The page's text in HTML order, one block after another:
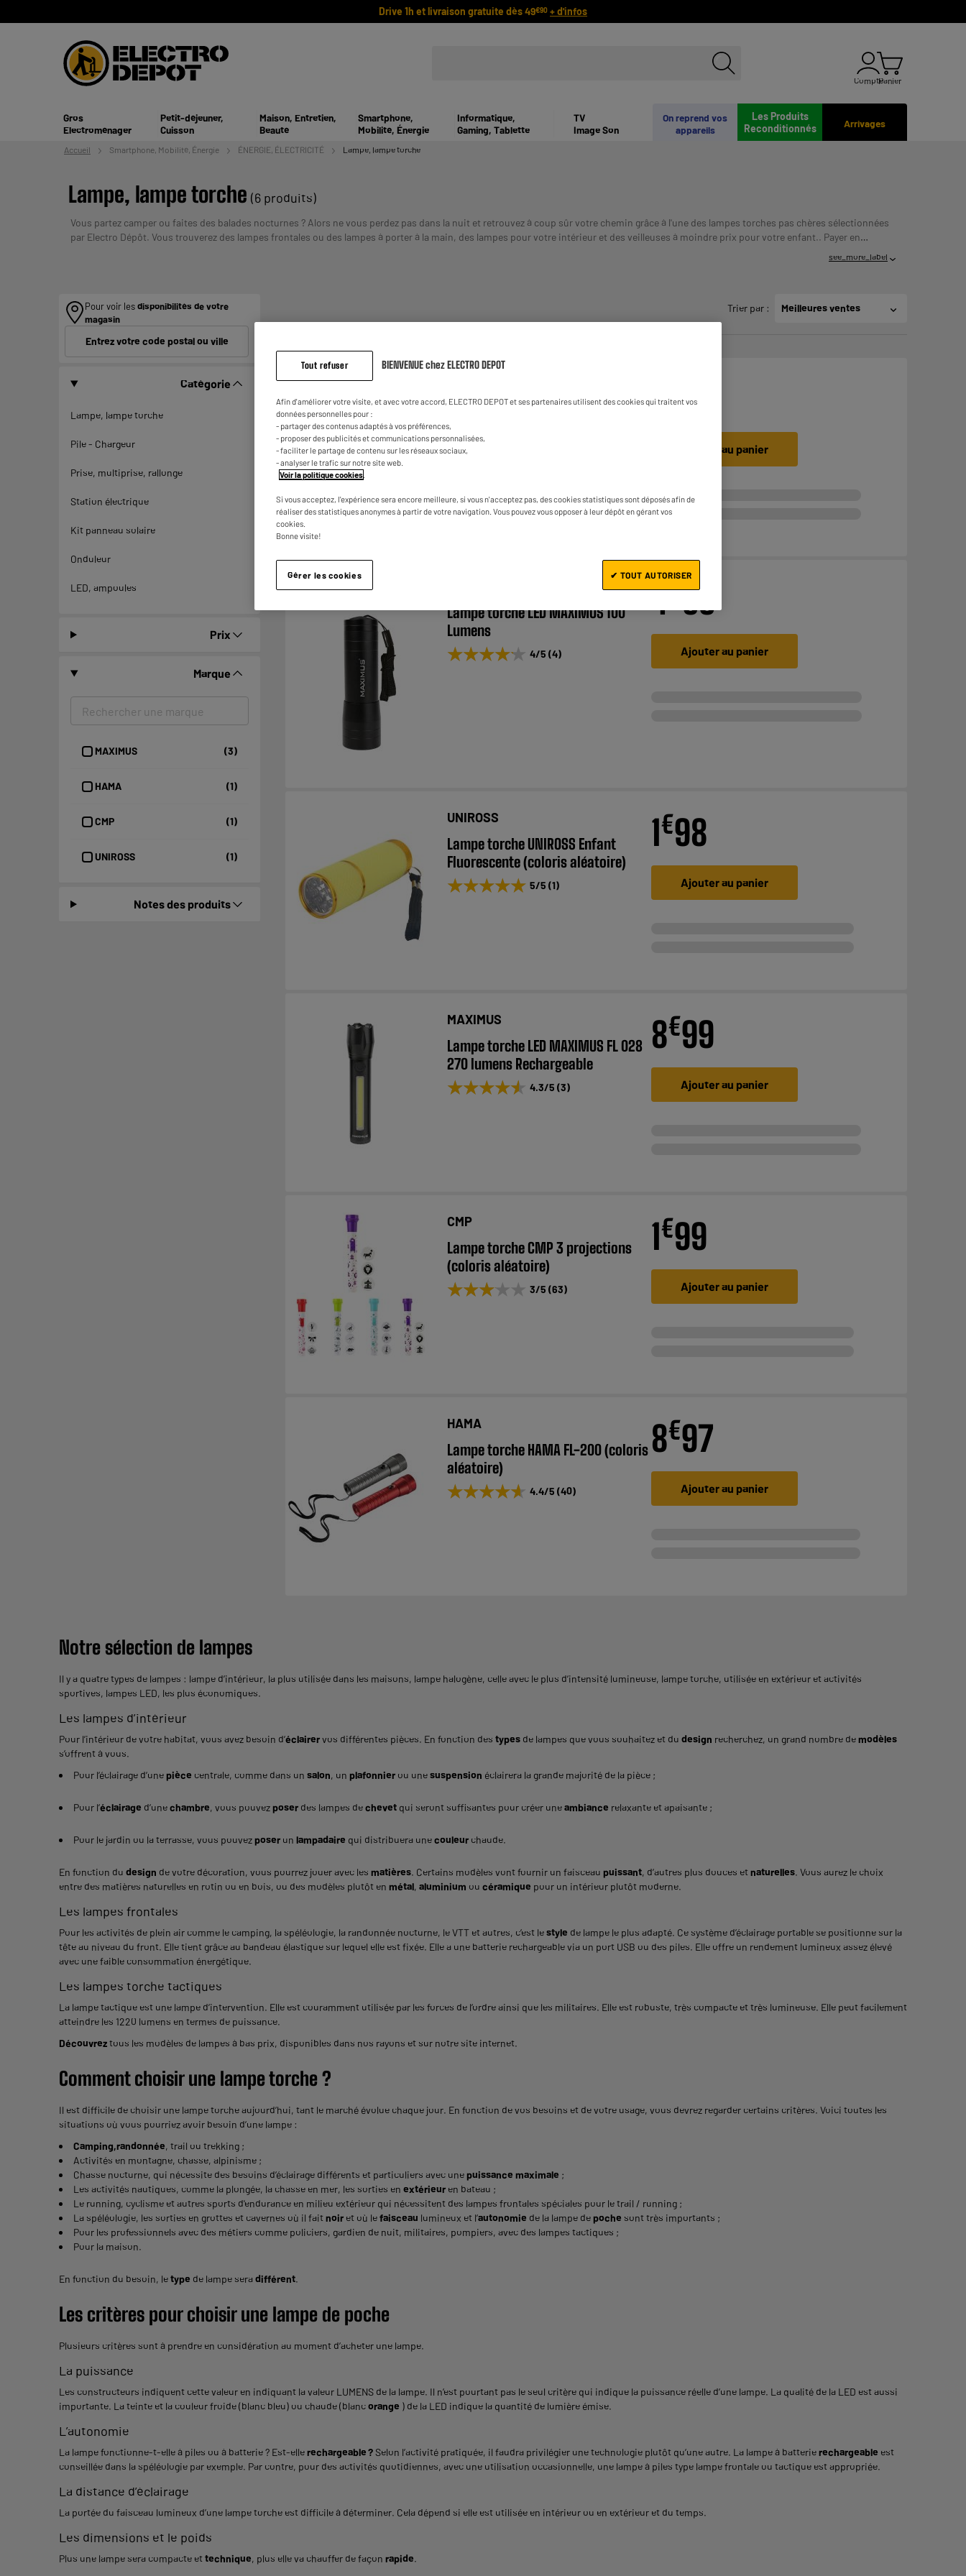
Drive 1h et livraison gratuite dès 49€90 + d'infos
ComptePanier
Arrivages
Les Produits
Reconditionnés
On reprend vos
appareils
Gros
Electroménager
Petit-déjeuner,
Cuisson
Maison, Entretien,
Beauté
Smartphone,
Mobilité, Énergie
Informatique,
Gaming, Tablette
TV
Image Son
Accueil Smartphone, Mobilité, Énergie ÉNERGIE, ÉLECTRICITÉ Lampe, lampe torche
Lampe, lampe torche (6 produits)
Vous partez camper ou faites des balades nocturnes ? Alors ne vous perdez pas dans la nuit et retrouvez à coup sûr votre chemin grâce à l'une des lampes torches pas chères sélectionnées
par Electro Dépôt. Vous trouverez des lampes frontales ou des lampes à porter à la main, des lampes pour votre intérieur et des veilleuses à moindre prix pour votre enfant.. Payer en
see_more_label
Pour voir lesdisponibilités de votre
magasin
Entrez votre code postal ou ville
Catégorie
Lampe, lampe torche
Pile - Chargeur
Prise, multiprise, rallonge
Station électrique
Kit panneau solaire
Onduleur
LED, ampoules
Prix
Marque
MAXIMUS (3)
HAMA (1)
CMP (1)
UNIROSS (1)
Notes des produits
Trier par : Meilleures ventes
Lampe torche LED MAXIMUS FL 028
270 lumens
8 99
Ajouter au panier
LE PRIX BAS
Lampe torche LED MAXIMUS 100
Lumens
★★★★★
★★★★★ 4/5 (4)
4€98
Ajouter au panier
UNIROSS
Lampe torche UNIROSS Enfant
Fluorescente (coloris aléatoire)
★★★★★
★★★★★ 5/5 (1)
1€98
Ajouter au panier
MAXIMUS
Lampe torche LED MAXIMUS FL 028
270 lumens Rechargeable
★★★★★
★★★★★ 4.3/5 (3)
8€99
Ajouter au panier
CMP
Lampe torche CMP 3 projections
(coloris aléatoire)
★★★★★
★★★★★ 3/5 (63)
1€99
Ajouter au panier
HAMA
Lampe torche HAMA FL-200 (coloris
aléatoire)
★★★★★
★★★★★ 4.4/5 (40)
8€97
Ajouter au panier
Notre sélection de lampes
Il y a quatre types de lampes : lampe d’intérieur, la plus utilisée dans les maisons, lampe halogène, celle avec le plus d’intensité lumineuse, lampe torche, utilisée en extérieur et activités
sportives, lampes LED, les plus économiques.
Les lampes d’intérieur
Pour l’intérieur de votre habitat, vous avez besoin d’éclairervos différentes pièces. En fonction des types de lampes que vous souhaitez et du design recherchez, un grand nombre demodèles
s’offrent à vous.
Pour l’éclairage d’unepièce centrale, comme dans un salon, un plafonnier ou unesuspension éclairera la grande majorité de la pièce ;
Pour l’éclairage d’unechambre, vous pouvezposer des lampes dechevet qui seront suffisantes pour créer uneambiance relaxante et apaisante ;
Pour le jardin ou la terrasse, vous pouvezposer un lampadaire qui distribuera unecouleur chaude.
En fonction du design de votre décoration, vous pourrez jouer avec les matières. Certains modèles vont fournir un faisceau puissant, d’autres plus douces etnaturelles. Vous aurez le choix
entre des matières naturelles en rotin ou en bois, ou des modèles plutôt en métal, aluminium ou céramique pour un intérieur plutôt moderne.
Les lampes frontales
Pour les activités de plein air comme le camping, la spéléologie, la randonnée nocturne, le VTT et autres, c’est lestyle de lampe le plus adapté. Ce système d’éclairage portable se positionne sur la
tête au niveau du front. Elle tient grâce au bandeau élastique sur lequel elle est fixée. Elle a une batterie rechargeable via un port USB ou des piles. Elle offre un rendement lumineux assez élevé
avec une faible consommation énergétique.
Les lampes torche tactiques
La lampe tactique est une lampe d’intervention. Elle est couramment utilisée par les forces de l’ordre ainsi que les militaires. Elle est robuste, très compacte et très lumineuse. Elle peut facilement
atteindre les 1220 lumens en termes de puissance.
Découvreztous les modèles de lampes à bas prix, disponibles dans nos rayons et sur notre site internet.
Comment choisir une lampe torche ?
Il est difficile de choisir une lampe torche aujourd’hui, tant le marché évolue chaque jour. En fonction de vos besoins et de votre usage, vous devrez regarder certains critères. Voici toutes les
situations où vous pourriez avoir besoin d’une lampe :
Camping,randonnée, trail ou trekking ;
Activités en montagne, chasse, alpinisme ;
Chasse nocturne, qui nécessite des besoins d’éclairage différents et particuliers avec unepuissance maximale ;
Les activités nautiques, comme la plongée, la chasse en mer, les sorties en extérieur en bateau ;
Le running, cyclisme et autres sports d'endurance en milieu extérieur qui nécessitent des lampes frontales spéciales pour le trail / running ;
La spéléologie, les sorties en grottes et cavernes où il faitnoir et où lefaisceau lumineux et l’autonomie de la lampe depoche sont très importants ;
Pour les professionnels avec des métiers comme policiers, gardien de nuit, militaires, pompiers, avec des lampes tactiques ;
Pour la maison.
En fonction du besoin, letype de lampe seradifférent.
Les critères pour choisir une lampe de poche
Plusieurs critères sont à prendre en considération au moment d’acheter une lampe.
La puissance
Les constructeurs indiquent cette valeur en indiquant la valeur LUMENS de la lampe. Il n’est pourtant pas le seul critère qui indique la puissance réelle d’une lampe. La qualité de la LED est aussi
importante. La teinte et la couleur froide (blanc bleu) ou chaude (blancorange ) de la LED indique la quantité de lumière émise.
L’autonomie
La lampe fonctionne-t-elle à piles ou à batterie ? Est-ellerechargeable ?Selon l’activité pratiquée, il faudra privilégier une technologie plutôt qu’une autre. La lampe à batterierechargeable est
conseillée dans la spéléologie par exemple. Par contre, pour des activités quotidiennes, avec une utilisation occasionnelle, une lampe à piles type lampe frontale ou tactique est appropriée.
La distance d’éclairage
La portée du faisceau lumineux d’une lampe torche est difficile à déterminer. Cela dépend si elle est utilisée en intérieur ou en extérieur et du temps.
Les dimensions et le poids
Plus une lampe sera compacte ettechnique, plus elle va chauffer de façon rapide.
Tout refuser BIENVENUE chez ELECTRO DEPOT
Afin d'améliorer votre visite, et avec votre accord, ELECTRO DEPOT et ses partenaires utilisent des cookies qui traitent vos
données personnelles pour :
- partager des contenus adaptés à vos préférences,
- proposer des publicités et communications personnalisées,
- faciliter le partage de contenu sur les réseaux sociaux,
- analyser le trafic sur notre site web.
Voir la politique cookies
Si vous acceptez, l'expérience sera encore meilleure, si vous n'acceptez pas, des cookies statistiques sont déposés afin de
réaliser des statistiques anonymes à partir de votre navigation. Vous pouvez vous opposer à leur dépôt en gérant vos
cookies.
Bonne visite!
Gérer les cookies ✔ TOUT AUTORISER